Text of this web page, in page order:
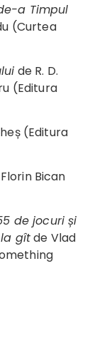
a Timpul
(Curtea
de R. D.
(Editura
(Editura
Bican
de jocuri și
gîtde Vlad